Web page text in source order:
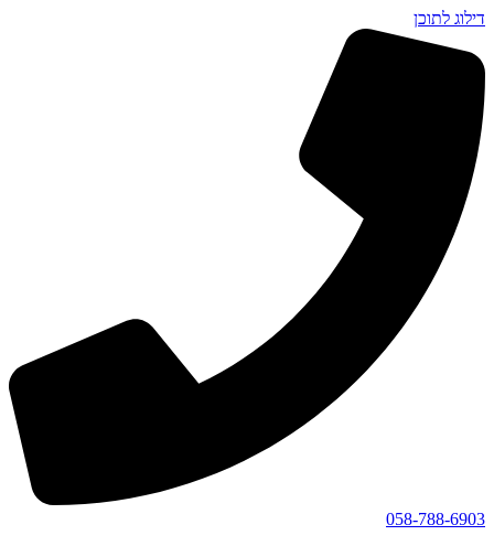
דילוג לתוכן
058-788-6903